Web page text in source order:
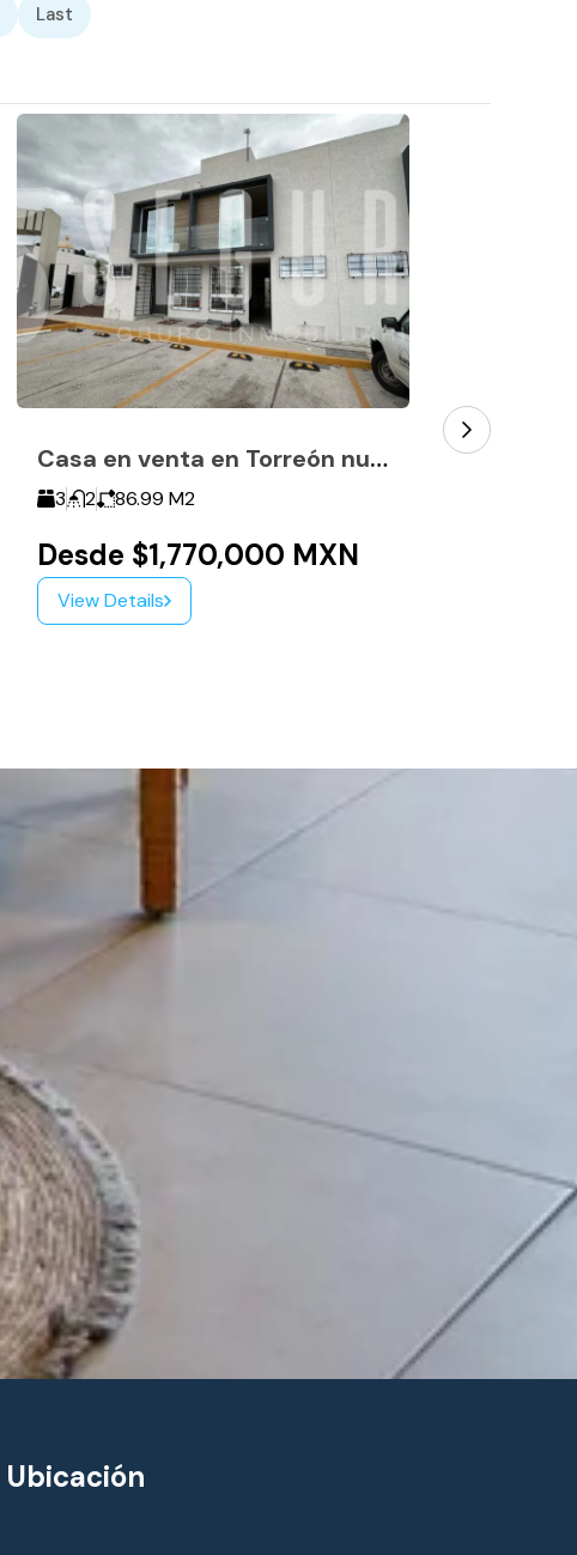
Last
Casa en venta en Torreón nuevo. A 2 minutos del Libramiento
3 2 86.99 M2
Desde $1,770,000 MXN
View Details
Ubicación